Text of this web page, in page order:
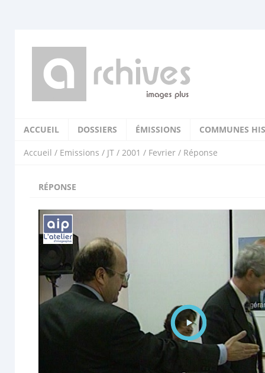
ACCUEIL DOSSIERS ÉMISSIONS COMMUNES
Accueil / Emissions / JT / 2001 / Fevrier / Réponse
RÉPONSE